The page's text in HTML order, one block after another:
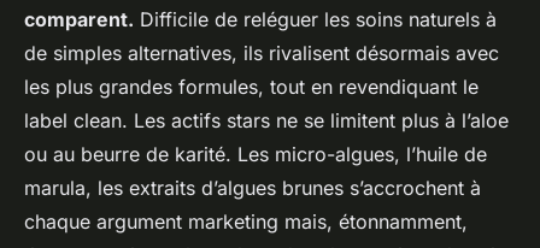
comparent. Difficile de reléguer les soins naturels à
de simples alternatives, ils rivalisent désormais avec
les plus grandes formules, tout en revendiquant le
label clean. Les actifs stars ne se limitent plus à l’aloe
ou au beurre de karité. Les micro-algues, l’huile de
marula, les extraits d’algues brunes s’accrochent à
chaque argument marketing mais, étonnamment,